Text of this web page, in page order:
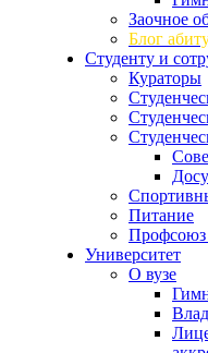
Заочное
Блог
Студенту и
Кураторы
Питание
Профсоюз
Университет
О вузе